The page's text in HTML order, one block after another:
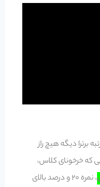
برترا دیگه هیچ راز
که خرخونای کلاس،
، نمره 20 و درصد بالای